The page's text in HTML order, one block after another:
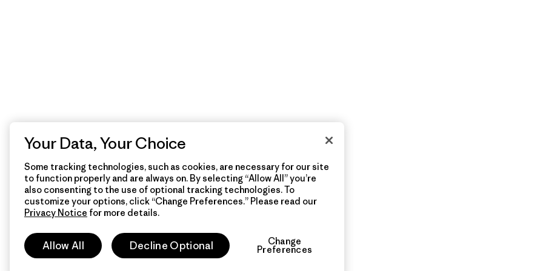
Your Data, Your Choice
Some tracking technologies, such as cookies, are necessary for our site
to function properly and are always on. By selecting “Allow All” you’re
also consenting to the use of optional tracking technologies. To
customize your options, click “Change Preferences.” Please read our
Privacy Notice for more details.
Allow All Decline Optional Change
Preferences